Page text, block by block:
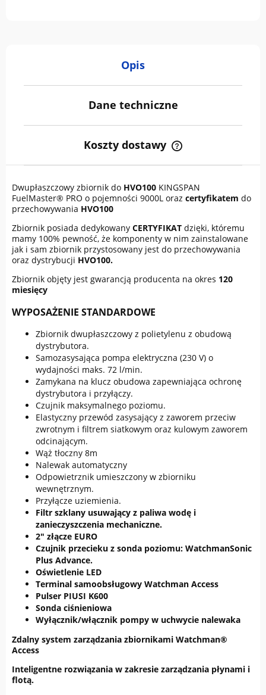
Opis
Dane techniczne
Koszty dostawy
Cena nie zawiera ewentualnych kosztów płatności
Dwupłaszczowy zbiornik do HVO100 KINGSPAN
FuelMaster® PRO o pojemności 9000L oraz certyfikatem do
przechowywania HVO100
Zbiornik posiada dedykowany CERTYFIKAT dzięki, któremu
mamy 100% pewność, że komponenty w nim zainstalowane
jak i sam zbiornik przystosowany jest do przechowywania
oraz dystrybucji HVO100.
Zbiornik objęty jest gwarancją producenta na okres 120
miesięcy
WYPOSAŻENIE STANDARDOWE
Zbiornik dwupłaszczowy z polietylenu z obudową
dystrybutora.
Samozasysająca pompa elektryczna (230 V) o
wydajności maks. 72 l/min.
Zamykana na klucz obudowa zapewniająca ochronę
dystrybutora i przyłączy.
Czujnik maksymalnego poziomu.
Elastyczny przewód zasysający z zaworem przeciw
zwrotnym i filtrem siatkowym oraz kulowym zaworem
odcinającym.
Wąż tłoczny 8m
Nalewak automatyczny
Odpowietrznik umieszczony w zbiorniku
wewnętrznym.
Przyłącze uziemienia.
Filtr szklany usuwający z paliwa wodę i
zanieczyszczenia mechaniczne.
2" złącze EURO
Czujnik przecieku z sonda poziomu: WatchmanSonic
Plus Advance.
Oświetlenie LED
Terminal samoobsługowy Watchman Access
Pulser PIUSI K600
Sonda ciśnieniowa
Wyłącznik/włącznik pompy w uchwycie nalewaka
Zdalny system zarządzania zbiornikami Watchman®
Access
Inteligentne rozwiązania w zakresie zarządzania płynami i
flotą.